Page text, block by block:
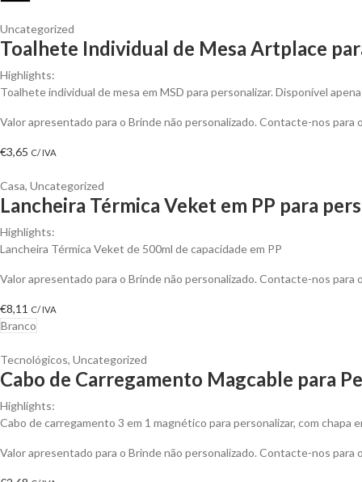
Uncategorized
Toalhete Individual de Mesa Artplace
Highlights:
Toalhete individual de mesa em MSD para personalizar. Disponível
Valor apresentado para o Brinde não personalizado. Contacte-nos
€3,65 C/ IVA
Casa, Uncategorized
Lancheira Térmica Veket em PP para
Highlights:
Lancheira Térmica Veket de 500ml de capacidade em PP
Valor apresentado para o Brinde não personalizado. Contacte-nos
€8,11 C/ IVA
Branco
Tecnológicos, Uncategorized
Cabo de Carregamento Magcable para
Highlights:
Cabo de carregamento 3 em 1 magnético para personalizar, com chapa
Valor apresentado para o Brinde não personalizado. Contacte-nos